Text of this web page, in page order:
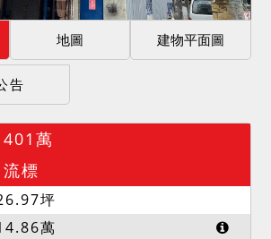
地圖 建物平面圖
告
401萬
流標
坪
萬